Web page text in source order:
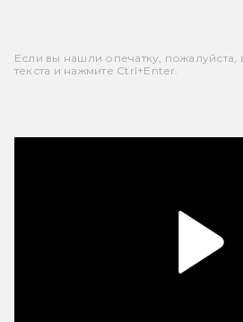
Если вы нашли опечатку, пожалуйста,
текста и нажмите Ctrl+Enter.